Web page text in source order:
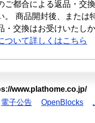
ご都合による返品・交
。 商品開封後、または
・交換はお受けいたし
ついて詳しくはこちら
www.plathome.co.jp/
電子公告 OpenBlocks